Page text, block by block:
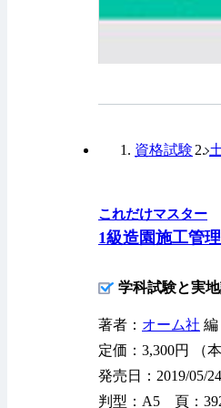
これだけマスター
1級造園施工管
資格試験
学科試験と実
著者： オーム社 編
定価：3,300円 （
発売日：2019/05/24
判型：A5 頁：